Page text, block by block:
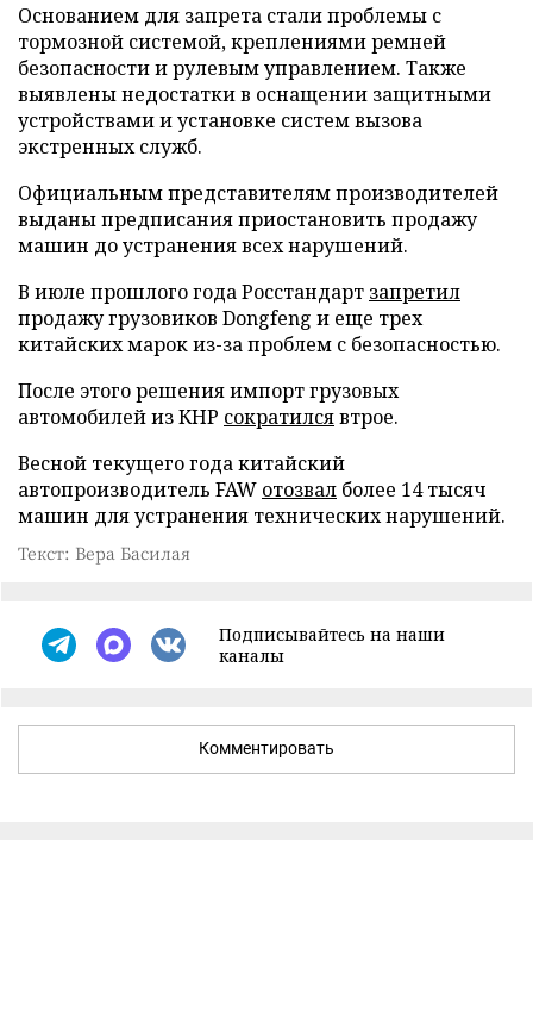
Основанием для запрета стали проблемы с
тормозной системой, креплениями ремней
безопасности и рулевым управлением. Также
выявлены недостатки в оснащении защитными
устройствами и установке систем вызова
экстренных служб.
Официальным представителям производителей
выданы предписания приостановить продажу
машин до устранения всех нарушений.
В июле прошлого года Росстандарт запретил
продажу грузовиков Dongfeng и еще трех
китайских марок из-за проблем с безопасностью.
После этого решения импорт грузовых
автомобилей из КНР сократилсявтрое.
Весной текущего года китайский
автопроизводитель FAW отозвал более 14 тысяч
машин для устранения технических нарушений.
Текст: Вера Басилая
Подписывайтесь на наши
каналы
Комментировать